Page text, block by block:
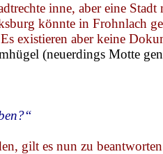
inne, aber eine
könnte in Frohnlach
Es existieren aber keine
(neuerdings Motte
gilt es nun zu